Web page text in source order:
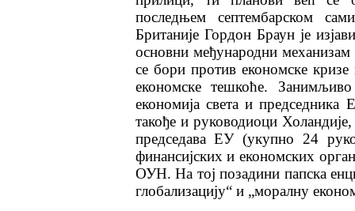
последњем септембарском
Британије Гордон Браун је
основни међународни
се бори против економске
економске тешкоће.
економија света и председника
такође и руководиоци
председава ЕУ (укупно 24
финансијских и економских
ОУН. На тој позадини папска
глобализацију“ и „моралну